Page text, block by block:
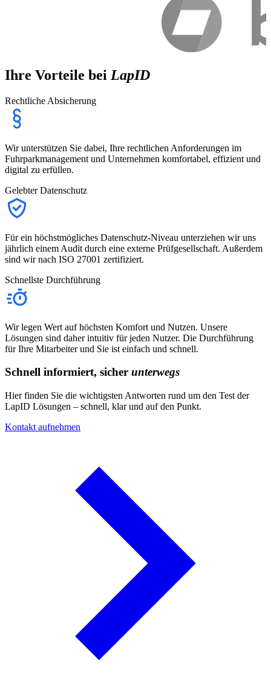
Ihre Vorteile bei LapID
Rechtliche Absicherung
Wir unterstützen Sie dabei, Ihre rechtlichen Anforderungen im
Fuhrparkmanagement und Unternehmen komfortabel, effizient und
digital zu erfüllen.
Gelebter Datenschutz
Für ein höchstmögliches Datenschutz-Niveau unterziehen wir uns
jährlich einem Audit durch eine externe Prüfgesellschaft. Außerdem
sind wir nach ISO 27001 zertifiziert.
Schnellste Durchführung
Wir legen Wert auf höchsten Komfort und Nutzen. Unsere
Lösungen sind daher intuitiv für jeden Nutzer. Die Durchführung
für Ihre Mitarbeiter und Sie ist einfach und schnell.
Schnell informiert, sicher unterwegs
Hier finden Sie die wichtigsten Antworten rund um den Test der
LapID Lösungen – schnell, klar und auf den Punkt.
Kontakt aufnehmen